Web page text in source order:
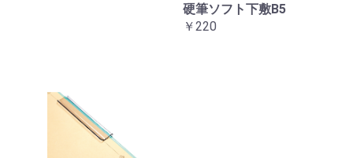
硬筆ソフト下敷B5
￥220